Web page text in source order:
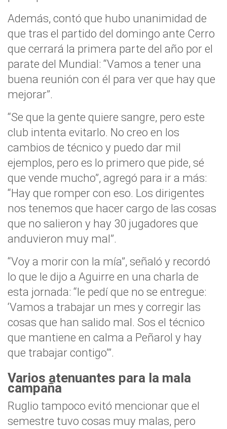
Además, contó que hubo unanimidad de
que tras el partido del domingo ante Cerro
que cerrará la primera parte del año por el
parate del Mundial: “Vamos a tener una
buena reunión con él para ver que hay que
mejorar”.
“Se que la gente quiere sangre, pero este
club intenta evitarlo. No creo en los
cambios de técnico y puedo dar mil
ejemplos, pero es lo primero que pide, sé
que vende mucho”, agregó para ir a más:
“Hay que romper con eso. Los dirigentes
nos tenemos que hacer cargo de las cosas
que no salieron y hay 30 jugadores que
anduvieron muy mal”.
“Voy a morir con la mía”, señaló y recordó
lo que le dijo a Aguirre en una charla de
esta jornada: “le pedí que no se entregue:
‘Vamos a trabajar un mes y corregir las
cosas que han salido mal. Sos el técnico
que mantiene en calma a Peñarol y hay
que trabajar contigo’”.
Varios atenuantes para la mala
campaña
Ruglio tampoco evitó mencionar que el
semestre tuvo cosas muy malas, pero